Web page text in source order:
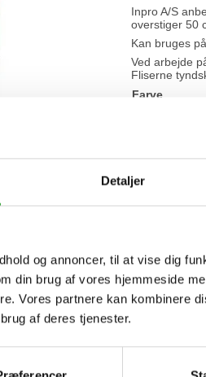
Detaljer
og annoncer, til at vise dig
din brug af vores hjemmeside
Vores partnere kan kombinere
af deres tjenester.
Inpro A/S
overstiger 50
Kan bruges
Ved arbejde
Fliserne
Farve
Forbrug
Forbrug
Underlaget
cementslam.
Krav til
Ved